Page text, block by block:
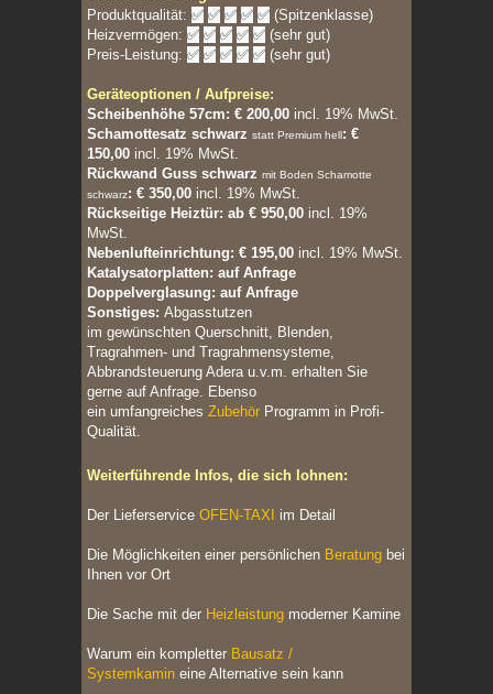
Produktqualität: ✅ ✅ ✅ ✅ ✅ (Spitzenklasse)
Heizvermögen: ✅ ✅ ✅ ✅ ✅ (sehr gut)
Preis-Leistung: ✅ ✅ ✅ ✅ ✅ (sehr gut)
Geräteoptionen / Aufpreise:
Scheibenhöhe 57cm: € 200,00 incl. 19% MwSt.
Schamottesatz schwarz statt Premium hell: €
150,00 incl. 19% MwSt.
Rückwand Guss schwarz mit Boden Schamotte
schwarz: € 350,00 incl. 19% MwSt.
Rückseitige Heiztür: ab € 950,00 incl. 19%
MwSt.
Nebenlufteinrichtung: € 195,00 incl. 19% MwSt.
Katalysatorplatten: auf Anfrage
Doppelverglasung: auf Anfrage
Sonstiges: Abgasstutzen
im gewünschten Querschnitt, Blenden,
Tragrahmen- und Tragrahmensysteme,
Abbrandsteuerung Adera u.v.m. erhalten Sie
gerne auf Anfrage. Ebenso
ein umfangreiches Zubehör Programm in Profi-
Qualität.
Weiterführende Infos, die sich lohnen:
Der Lieferservice OFEN-TAXI im Detail
Die Möglichkeiten einer persönlichen Beratung bei
Ihnen vor Ort
Die Sache mit der Heizleistung moderner Kamine
Warum ein kompletter Bausatz /
Systemkamin eine Alternative sein kann